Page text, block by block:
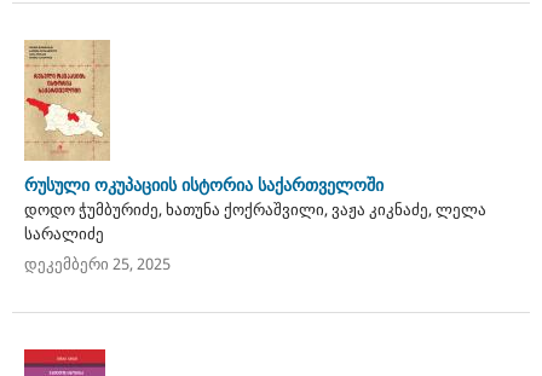
რუსული ოკუპაციის ისტორია საქართველოში
დოდო ჭუმბურიძე, ხათუნა ქოქრაშვილი, ვაჟა კიკნაძე, ლელა
სარალიძე
დეკემბერი 25, 2025